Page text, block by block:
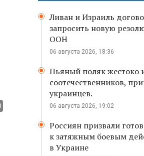
Ливан и Израиль
запросить новую
ООН
06 августа 2026, 18:36
Пьяный поляк жестоко
соотечественников,
украинцев.
06 августа 2026, 19:02
Россиян призвали
к затяжным боевым
в Украине